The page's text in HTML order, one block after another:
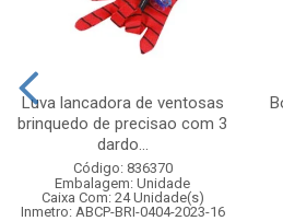
Luva lancadora de ventosas
brinquedo de precisao com 3
dardo...
Código: 836370
Embalagem: Unidade
Caixa Com: 24 Unidade(s)
Inmetro: ABCP-BRI-0404-2023-16